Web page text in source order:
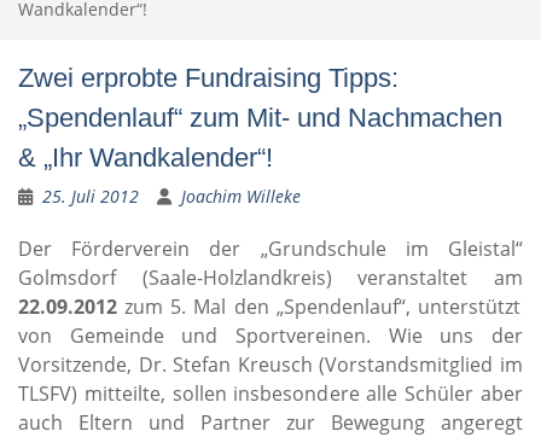
Wandkalender“!
Zwei erprobte Fundraising Tipps:
„Spendenlauf“ zum Mit- und Nachmachen
& „Ihr Wandkalender“!
25. Juli 2012 Joachim Willeke
Der Förderverein der „Grundschule im Gleistal“
Golmsdorf (Saale-Holzlandkreis) veranstaltet am
22.09.2012zum 5. Mal den „Spendenlauf“, unterstützt
von Gemeinde und Sportvereinen. Wie uns der
Vorsitzende, Dr. Stefan Kreusch (Vorstandsmitglied im
TLSFV) mitteilte, sollen insbesondere alle Schüler aber
auch Eltern und Partner zur Bewegung angeregt